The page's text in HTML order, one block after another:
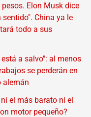
Elon Musk dice
China ya le
todo a sus
a salvo": al menos
se perderán en
alemán
el más barato ni el
motor pequeño?